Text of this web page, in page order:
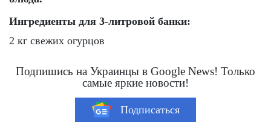
Ингредиенты для 3-литровой банки:
2 кг свежих огурцов
Подпишись на Украинцы в Google News! Только
самые яркие новости!
Подписаться